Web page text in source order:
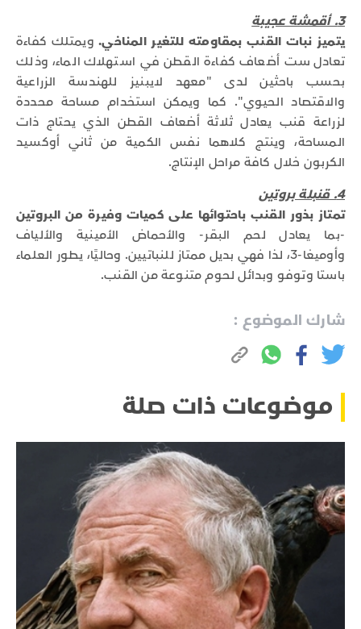
3. أقمشة عجيبة
يتميز نبات القنب بمقاومته للتغير المناخي.ويمتلك كفاءة
تعادل ست أضعاف كفاءة القطن في استهلاك الماء، وذلك
بحسب باحثين لدى "معهد لايبنيز للهندسة الزراعية
والاقتصاد الحيوي". كما ويمكن استخدام مساحة محددة
لزراعة قنب يعادل ثلاثة أضعاف القطن الذي يحتاج ذات
المساحة، وينتج كلاهما نفس الكمية من ثاني أوكسيد
الكربون خلال كافة مراحل الإنتاج.
4. قنبلة بروتين
تمتاز بذور القنب باحتوائها على كميات وفيرة من البروتين
-بما يعادل لحم البقر- والأحماض الأمينية والألياف
وأوميغا-3، لذا فهي بديل ممتاز للنباتيين. وحاليًا، يطور العلماء
باستا وتوفو وبدائل لحوم متنوعة من القنب.
شارك الموضوع :
موضوعات ذات صلة